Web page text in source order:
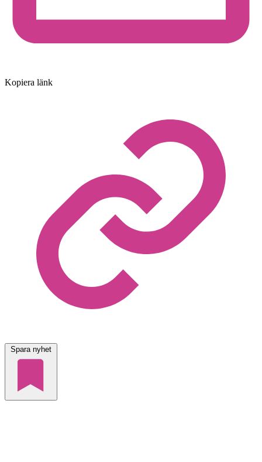
Kopiera länk
Spara nyhet